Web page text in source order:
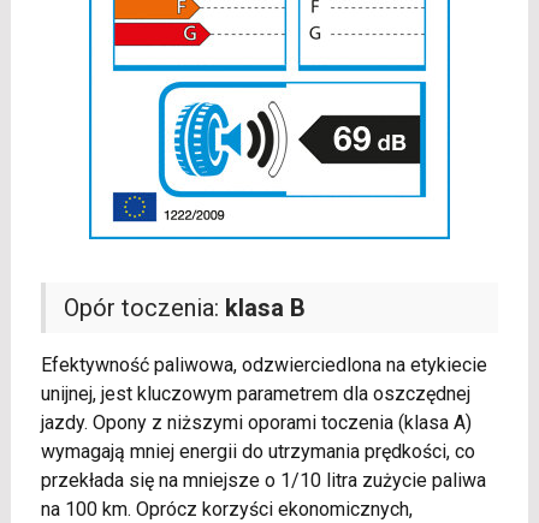
Opór toczenia: klasa B
Efektywność paliwowa, odzwierciedlona na etykiecie
unijnej, jest kluczowym parametrem dla oszczędnej
jazdy. Opony z niższymi oporami toczenia (klasa A)
wymagają mniej energii do utrzymania prędkości, co
przekłada się na mniejsze o 1/10 litra zużycie paliwa
na 100 km. Oprócz korzyści ekonomicznych,